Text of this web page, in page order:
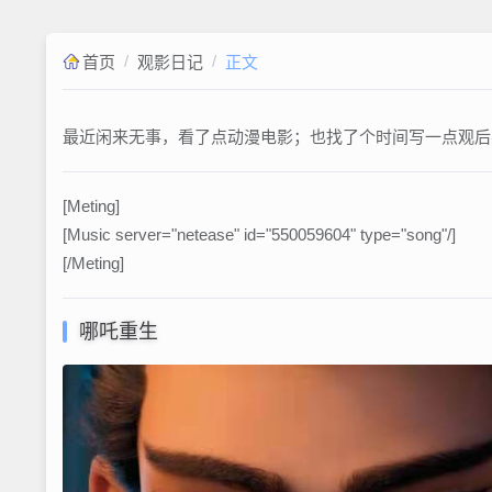
首页 / 观影日记 / 正文
最近闲来无事，看了点动漫电影；也找了个时间写一点观
[Meting]
[Music server="netease" id="550059604" type="song"/]
[/Meting]
哪吒重生